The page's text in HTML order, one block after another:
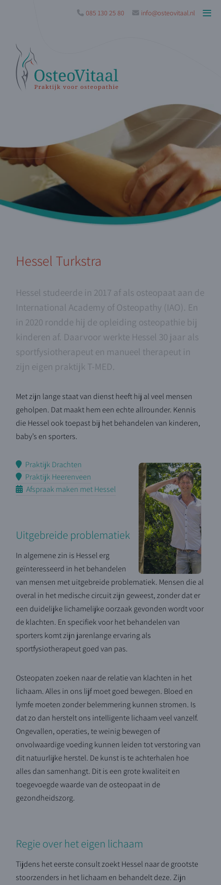
085 130 25 80 info@osteovitaal.nl
Hessel Turkstra
Hessel studeerde in 2017 af als osteopaat aan de
International Academy of Osteopathy (IAO). En
in 2020 rondde hij de opleiding osteopathie bij
kinderen af. Daarvoor werkte Hessel 30 jaar als
sportfysiotherapeut en manueel therapeut in
zijn eigen praktijk T-MED.
Met zijn lange staat van dienst heeft hij al veel mensen
geholpen. Dat maakt hem een echte allrounder. Kennis
die Hessel ook toepast bij het behandelen van kinderen,
baby’s en sporters.
Praktijk Drachten
Praktijk Heerenveen
Afspraak maken met Hessel
Uitgebreide problematiek
In algemene zin is Hessel erg
geïnteresseerd in het behandelen
van mensen met uitgebreide problematiek. Mensen die al
overal in het medische circuit zijn geweest, zonder dat er
een duidelijke lichamelijke oorzaak gevonden wordt voor
de klachten. En specifiek voor het behandelen van
sporters komt zijn jarenlange ervaring als
sportfysiotherapeut goed van pas.
Osteopaten zoeken naar de relatie van klachten in het
lichaam. Alles in ons lijf moet goed bewegen. Bloed en
lymfe moeten zonder belemmering kunnen stromen. Is
dat zo dan herstelt ons intelligente lichaam veel vanzelf.
Ongevallen, operaties, te weinig bewegen of
onvolwaardige voeding kunnen leiden tot verstoring van
dit natuurlijke herstel. De kunst is te achterhalen hoe
alles dan samenhangt. Dit is een grote kwaliteit en
toegevoegde waarde van de osteopaat in de
gezondheidszorg.
Regie over het eigen lichaam
Tijdens het eerste consult zoekt Hessel naar de grootste
stoorzenders in het lichaam en behandelt deze. Zijn